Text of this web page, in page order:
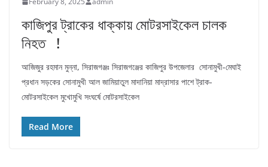
কাজিপুর ট্রাকের ধাক্কায় মোটরসাইকেল চালক
নিহত !
আজিজুর রহমান মুন্না, সিরাজগঞ্জঃ সিরাজগঞ্জের কাজিপুর উপজেলার সোনামুখী-মেঘাই
প্রধান সড়কের সোনামুখী আল জামিয়াতুল মাদানিয়া মাদ্রাসার পাশে ট্রাক-
মোটরসাইকেল মুখোমুখি সংঘর্ষে মোটরসাইকেল
Read More